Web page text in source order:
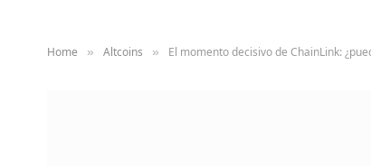
Home » Altcoins » El momento decisivo de ChainLink: